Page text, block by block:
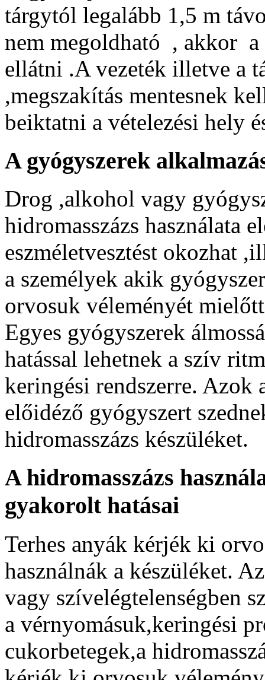
tárgytól legalább 1,5 m
nem megoldható , akkor
ellátni .A vezeték illetve a
,megszakítás mentesnek
beiktatni a vételezési hely
A gyógyszerek
Drog ,alkohol vagy
hidromasszázs használata
eszméletvesztést okozhat
a személyek akik
orvosuk véleményét
Egyes gyógyszerek
hatással lehetnek a szív
keringési rendszerre. Azok
előidéző gyógyszert
hidromasszázs készüléket.
A hidromasszázs
gyakorolt hatásai
Terhes anyák kérjék ki
használnák a készüléket.
vagy szívelégtelenségben
a vérnyomásuk,keringési
cukorbetegek,a